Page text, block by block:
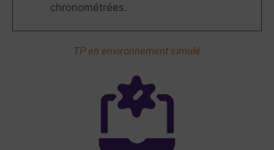
chronométrées.
TP en environnement simulé